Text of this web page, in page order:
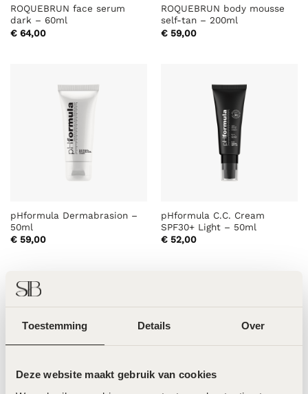
Toestemming Details Over
Deze website maakt gebruik van cookies
ROQUEBRUN face serum
dark – 60ml
€64,00
ROQUEBRUN body mousse
self-tan – 200ml
€59,00
pHformula Dermabrasion –
50ml
€59,00
pHformula C.C. Cream
SPF30+ Light – 50ml
€52,00